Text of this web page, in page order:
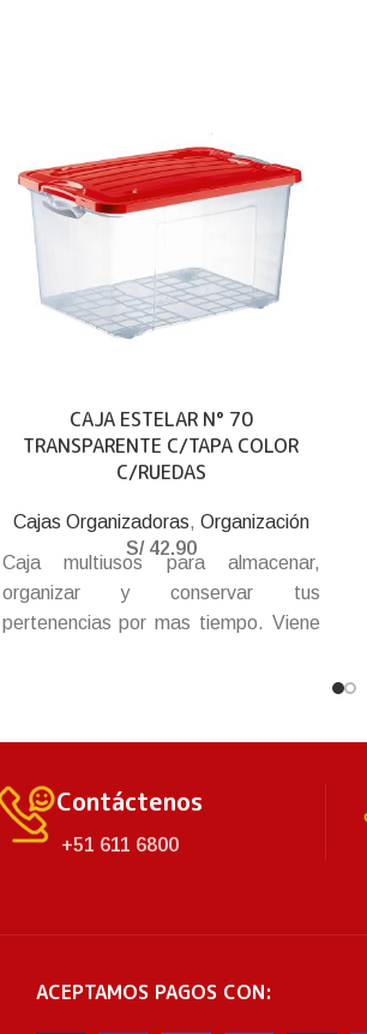
CAJA ESTELAR N° 70
TRANSPARENTE C/TAPA COLOR
C/RUEDAS
Cajas Organizadoras, Organización
S/42.90
Caja multiusos para almacenar,
organizar y conservar tus
pertenencias por mas tiempo. Viene
seguro.
Contáctenos
+51 611 6800
ACEPTAMOS PAGOS CON: